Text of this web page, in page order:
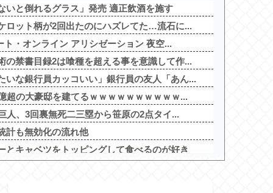
いと倒れるグラス」発売 適正飲酒を施す
ロット柄が2回出たのにハズレてた…流石に...
・オンライン アリシゼーション 夜空...
の禁書目録2は喰種を超える事を意識して作...
いな銀行員カッコいい」銀行員の友人「あん...
超の大豪邸を建てるｗｗｗｗｗｗｗｗｗｗ...
人、3回裏無死二三塁から笹原の2点タイ...
計も無効化の流れ他
とキャベツをトッピングして食べるのが好き